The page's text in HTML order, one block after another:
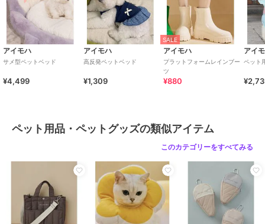
アイモハ
サメ型ペットベッド
¥4,499
アイモハ
高反発ペットベッド
¥1,309
SALE
アイモハ
プラットフォームレインブー
ツ
¥880
アイ
ペット
ペット用品・ペットグッズの類似アイテム
このカテゴリーをすべてみる